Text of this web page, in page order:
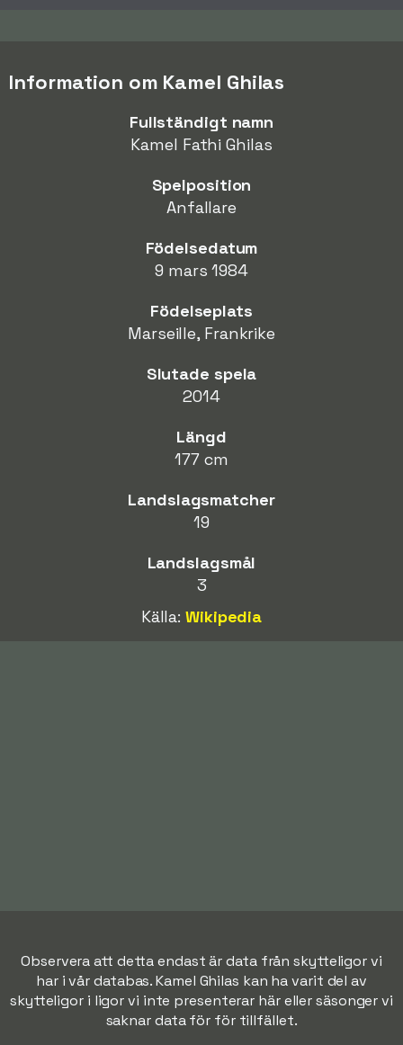
Information om Kamel Ghilas
Fullständigt namn
Kamel Fathi Ghilas
Spelposition
Anfallare
Födelsedatum
9 mars 1984
Födelseplats
Marseille, Frankrike
Slutade spela
2014
Längd
177 cm
Landslagsmatcher
19
Landslagsmål
3
Källa:Wikipedia
Observera att detta endast är data från skytteligor vi
har i vår databas. Kamel Ghilas kan ha varit del av
skytteligor i ligor vi inte presenterar här eller säsonger vi
saknar data för för tillfället.